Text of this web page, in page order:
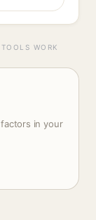
WORK
in your